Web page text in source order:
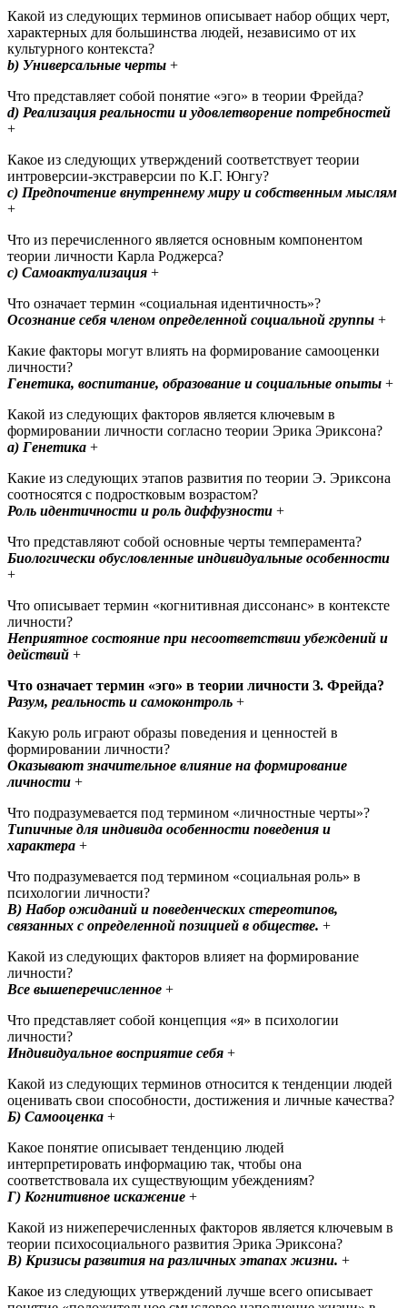
Какой из следующих терминов описывает набор общих черт,
характерных для большинства людей, независимо от их
культурного контекста?
b) Универсальные черты + ​
Что представляет собой понятие «эго» в теории Фрейда?
d) Реализация реальности и удовлетворение потребностей
+
Какое из следующих утверждений соответствует теории
интроверсии-экстраверсии по К.Г. Юнгу?
с) Предпочтение внутреннему миру и собственным мыслям
+
Что из перечисленного является основным компонентом
теории личности Карла Роджерса?
с) Самоактуализация + ​
Что означает термин «социальная идентичность»?
Осознание себя членом определенной социальной группы +
Какие факторы могут влиять на формирование самооценки
личности?
Генетика, воспитание, образование и социальные опыты +
Какой из следующих факторов является ключевым в
формировании личности согласно теории Эрика Эриксона?
a) Генетика + ​
Какие из следующих этапов развития по теории Э. Эриксона
соотносятся с подростковым возрастом?
Роль идентичности и роль диффузности +
Что представляют собой основные черты темперамента?
Биологически обусловленные индивидуальные особенности
+
Что описывает термин «когнитивная диссонанс» в контексте
личности?
Неприятное состояние при несоответствии убеждений и
действий + ​
Что означает термин «эго» в теории личности З. Фрейда?
Разум, реальность и самоконтроль +
Какую роль играют образы поведения и ценностей в
формировании личности?
Оказывают значительное влияние на формирование
личности +
Что подразумевается под термином «личностные черты»?
Типичные для индивида особенности поведения и
характера + ​
Что подразумевается под термином «социальная роль» в
психологии личности?
В) Набор ожиданий и поведенческих стереотипов,
связанных с определенной позицией в обществе. +
Какой из следующих факторов влияет на формирование
личности?
Все вышеперечисленное +
Что представляет собой концепция «я» в психологии
личности?
Индивидуальное восприятие себя + ​
Какой из следующих терминов относится к тенденции людей
оценивать свои способности, достижения и личные качества?
Б) Самооценка +
Какое понятие описывает тенденцию людей
интерпретировать информацию так, чтобы она
соответствовала их существующим убеждениям?
Г) Когнитивное искажение + ​
Какой из нижеперечисленных факторов является ключевым в
теории психосоциального развития Эрика Эриксона?
В) Кризисы развития на различных этапах жизни. +
Какое из следующих утверждений лучше всего описывает